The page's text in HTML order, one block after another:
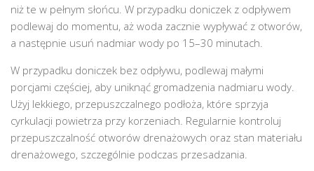
niż te w pełnym słońcu. W przypadku doniczek z odpływem
podlewaj do momentu, aż woda zacznie wypływać z otworów,
a następnie usuń nadmiar wody po 15–30 minutach.
W przypadku doniczek bez odpływu, podlewaj małymi
porcjami częściej, aby uniknąć gromadzenia nadmiaru wody.
Użyj lekkiego, przepuszczalnego podłoża, które sprzyja
cyrkulacji powietrza przy korzeniach. Regularnie kontroluj
przepuszczalność otworów drenażowych oraz stan materiału
drenażowego, szczególnie podczas przesadzania.